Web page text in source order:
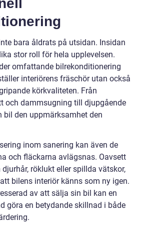
bara åldrats på utsidan. Insidan
stor roll för hela upplevelsen.
omfattande bilrekonditionering
interiörens fräschör utan också
körkvaliteten. Från
och dammsugning till djupgående
bil den uppmärksamhet den
inom sanering kan även de
och fläckarna avlägsnas. Oavsett
röklukt eller spillda vätskor,
bilens interiör känns som ny igen.
av att sälja sin bil kan en
göra en betydande skillnad i både